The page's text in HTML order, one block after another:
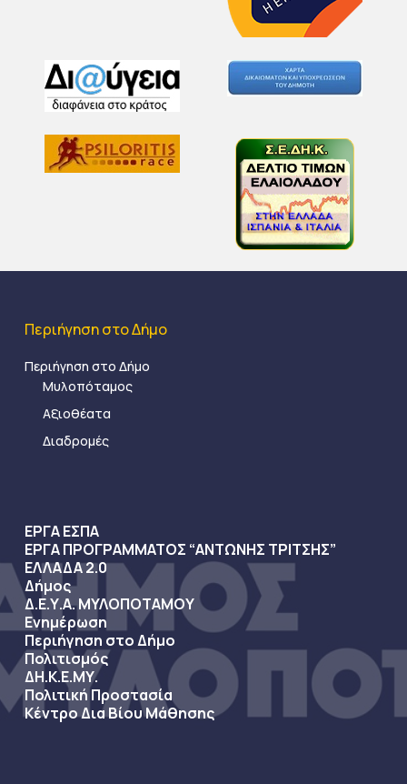
Περιήγηση στο Δήμο
Περιήγηση στο Δήμο
Μυλοπόταμος
Αξιοθέατα
Διαδρομές
ΕΡΓΑ ΕΣΠΑ
ΕΡΓΑ ΠΡΟΓΡΑΜΜΑΤΟΣ “ΑΝΤΩΝΗΣ ΤΡΙΤΣΗΣ”
ΕΛΛΑΔΑ 2.0
Δήμος
Δ.Ε.Υ.Α. ΜΥΛΟΠΟΤΑΜΟΥ
Ενημέρωση
Περιήγηση στο Δήμο
Πολιτισμός
ΔΗ.Κ.Ε.ΜΥ.
Πολιτική Προστασία
Κέντρο Δια Βίου Μάθησης